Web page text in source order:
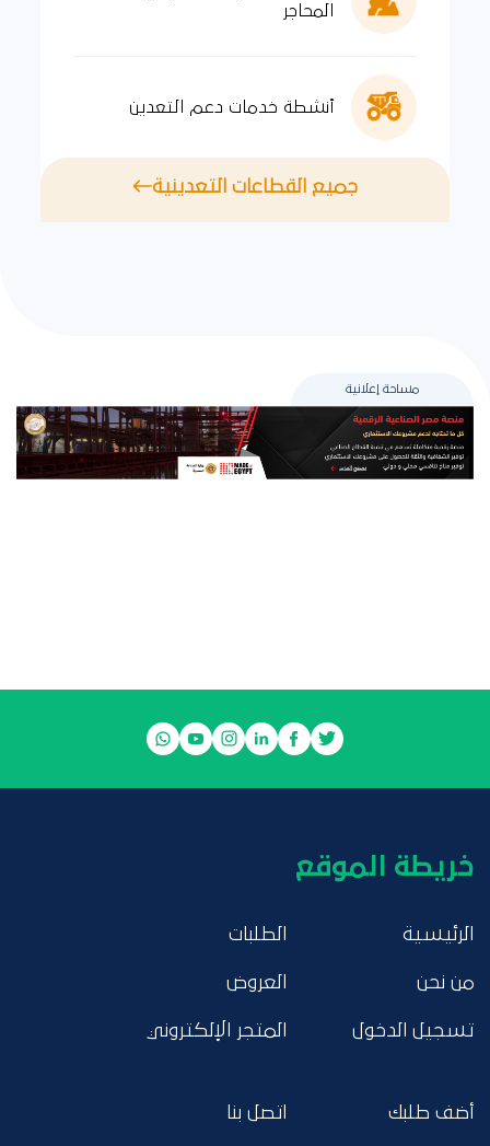
المحاجر
أنشطة خدمات دعم التعدين
جميع القطاعات التعدينية
مساحة إعلانية
خريطة الموقع
الرئيسية
من نحن
تسجيل الدخول
الطلبات
العروض
المتجر الإلكتروني
أضف طلبك اتصل بنا